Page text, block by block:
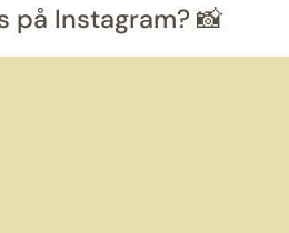
på Instagram? 📸